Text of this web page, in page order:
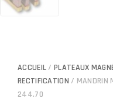
ACCUEIL /PLATEAUX
RECTIFICATION / MANDRIN
244.70